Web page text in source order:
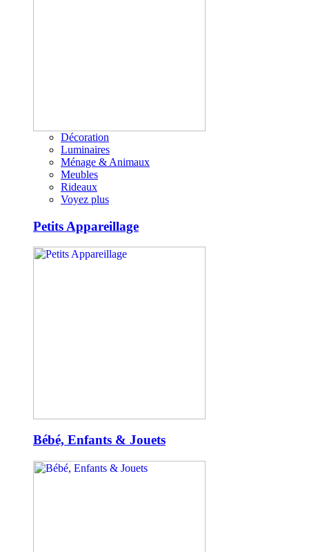
Décoration
Luminaires
Ménage & Animaux
Meubles
Rideaux
Voyez plus
Petits Appareillage
Bébé, Enfants & Jouets